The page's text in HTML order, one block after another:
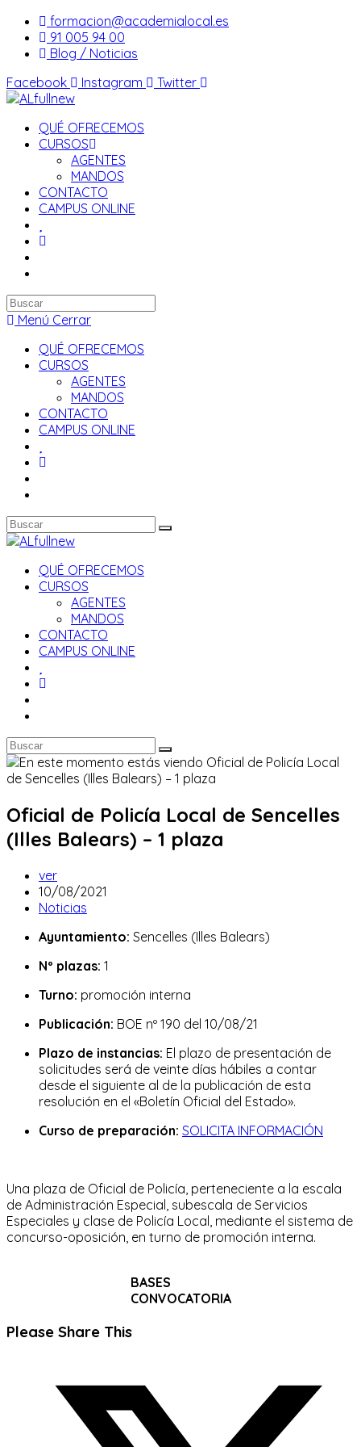
Saltar
contenido
formacion@academialocal.es
91 005 94 00
Blog / Noticias
Facebook
Instagram Twitter
QUÉ OFRECEMOS
CURSOS
AGENTES
MANDOS
CONTACTO
CAMPUS ONLINE
Buscar
en
web
Menú Cerrar
QUÉ OFRECEMOS
CURSOS
AGENTES
MANDOS
CONTACTO
CAMPUS ONLINE
QUÉ OFRECEMOS
CURSOS
AGENTES
MANDOS
CONTACTO
CAMPUS ONLINE
Oficial de Policía Local de Sencelles
(Illes Balears) – 1 plaza
Autor
de
la
ver
Publicación
de
entrada:
10/08/2021
Categoría
la
Noticias
Ayuntamiento: Sencelles (Illes Balears)
Nº plazas: 1
Turno: promoción interna
Publicación: BOE nº 190 del 10/08/21
Plazo de instancias: El plazo de presentación de
solicitudes será de veinte días hábiles a contar
desde el siguiente al de la publicación de esta
resolución en el «Boletín Oficial del Estado».
Curso de preparación: SOLICITA INFORMACIÓN
Una plaza de Oficial de Policía, perteneciente a la escala
de Administración Especial, subescala de Servicios
Especiales y clase de Policía Local, mediante el sistema de
concurso-oposición, en turno de promoción interna.
BASES
CONVOCATORIA
Please Share ThisCompartir